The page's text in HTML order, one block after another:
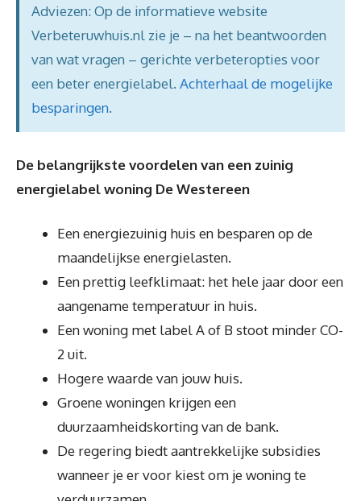
Adviezen: Op de informatieve website
Verbeteruwhuis.nl zie je – na het beantwoorden
van wat vragen – gerichte verbeteropties voor
een beter energielabel. Achterhaal de mogelijke
besparingen.
De belangrijkste voordelen van een zuinig
energielabel woning De Westereen
Een energiezuinig huis en besparen op de
maandelijkse energielasten.
Een prettig leefklimaat: het hele jaar door een
aangename temperatuur in huis.
Een woning met label A of B stoot minder CO-
2 uit.
Hogere waarde van jouw huis.
Groene woningen krijgen een
duurzaamheidskorting van de bank.
De regering biedt aantrekkelijke subsidies
wanneer je er voor kiest om je woning te